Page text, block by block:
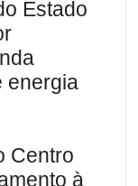
Estado
energia
Centro
à